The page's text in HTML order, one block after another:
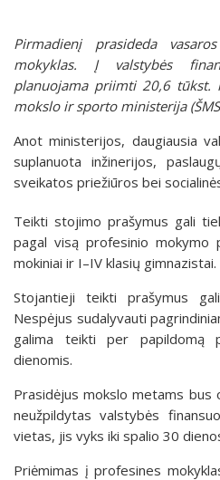
Pirmadienį prasideda
mokyklas. Į valstybės
planuojama priimti 20,6 tūkst.
mokslo ir sporto ministerija
Anot ministerijos, daugiausia
suplanuota inžinerijos,
sveikatos priežiūros bei
Teikti stojimo prašymus gali
pagal visą profesinio mokymo
mokiniai ir I–IV klasių gimnazistai.
Stojantieji teikti prašymus
Nespėjus sudalyvauti
galima teikti per papildomą
dienomis.
Prasidėjus mokslo metams bus
neužpildytas valstybės
vietas, jis vyks iki spalio 30
Priėmimas į profesines